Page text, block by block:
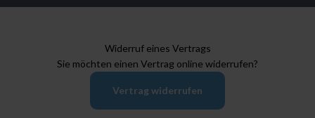
Widerruf eines Vertrags
Sie möchten einen Vertrag online widerrufen?
Vertrag widerrufen